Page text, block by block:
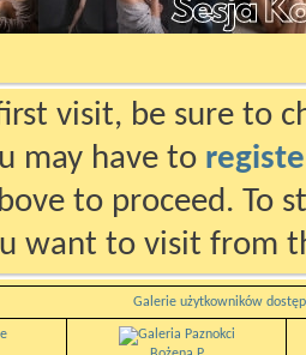
visit, be sure to
may have to
to proceed. To
want to visit from
Galerie użytkowników